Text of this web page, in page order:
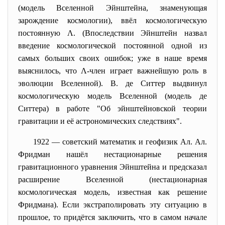
(модель Вселенной Эйнштейна, знаменующая
зарождение космологии), ввёл космологическую
постоянную Λ. (Впоследствии Эйнштейн назвал
введение космологической постоянной одной из
самых больших своих ошибок; уже в наше время
выяснилось, что Λ-член играет важнейшую роль в
эволюции Вселенной). В. де Ситтер выдвинул
космологическую модель Вселенной (модель де
Ситтера) в работе "Об эйнштейновской теории
гравитации и её астрономических следствиях".
1922 — советский математик и геофизик Ал. Ал.
Фридман нашёл нестационарные решения
гравитационного уравнения Эйнштейна и предсказал
расширение Вселенной (нестационарная
космологическая модель, известная как решение
Фридмана). Если экстраполировать эту ситуацию в
прошлое, то придётся заключить, что в самом начале